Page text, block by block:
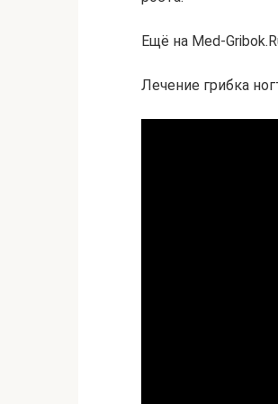
Ещё на Med-
Лечение грибка